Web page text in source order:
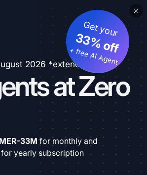
2026 *extended
at Zero
Get your
33% off
+ free AI Agent
33M for monthly and
for yearly subscription